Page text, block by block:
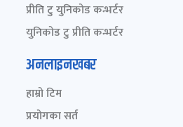
प्रीति टु युनिकोड कन्भर्टर
युनिकोड टु प्रीति कन्भर्टर
अनलाइनखबर
हाम्रो टिम
प्रयोगका सर्त